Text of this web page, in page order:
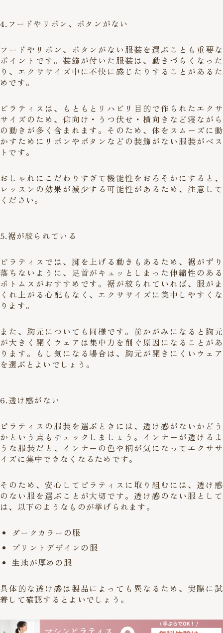
4.フードやリボン、ボタンがない
フードやリボン、ボタンがない服装を選ぶことも重要な
ポイントです。装飾が付いた服装は、動きづらくなった
り、エクササイズ中に不快に感じたりすることがあるた
めです。
ピラティスは、もともとリハビリ目的で作られたエクサ
サイズのため、仰向け・うつ伏せ・横向きなど寝ながら
の動きが多く含まれます。そのため、体をスムーズに動
かすためにリボンやボタンなどの装飾がない服装がベス
トです。
おしゃれにこだわりすぎて機能性をおろそかにすると、
レッスンの効果が減少する可能性があるため、注意して
ください。
5.裾が絞られている
ピラティスでは、脚を上げる動きもあるため、裾がずり
落ちないように、足首がキュッとしまった伸縮性のある
ボトムスがおすすめです。裾が絞られていれば、服がま
くれ上がる心配もなく、エクササイズに集中しやすくな
ります。
また、胸元についても同様です。前かがみになると胸元
が大きく開くウェアは集中力を削ぐ原因になることがあ
ります。もし気になる場合は、胸元が開きにくいウェア
を選ぶとよいでしょう。
6.透け感がない
ピラティスの服装を選ぶときには、透け感がないかどう
かという点もチェックしましょう。インナーが透けるよ
うな服装だと、インナーの色や柄が気になってエクササ
イズに集中できなくなるためです。
そのため、安心してピラティスに取り組むには、透け感
のない服を選ぶことが大切です。透け感のない服として
は、以下のようなものが挙げられます。
ダークカラーの服
プリントデザインの服
生地が厚めの服
具体的な透け感は製品によっても異なるため、実際に試
着して確認するとよいでしょう。